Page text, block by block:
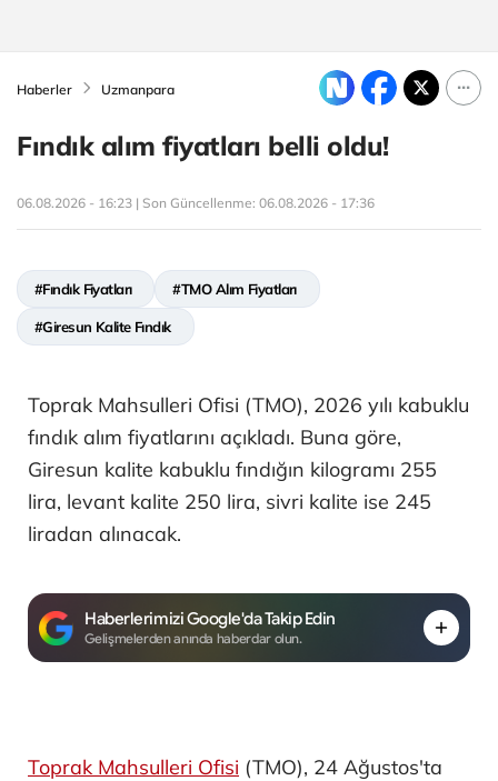
Haberler Uzmanpara
Fındık alım fiyatları belli oldu!
06.08.2026 - 16:23 | Son Güncellenme: 06.08.2026 - 17:36
#Fındık Fiyatları #TMO Alım Fiyatları
#Giresun Kalite Fındık
Toprak Mahsulleri Ofisi (TMO), 2026 yılı kabuklu
fındık alım fiyatlarını açıkladı. Buna göre,
Giresun kalite kabuklu fındığın kilogramı 255
lira, levant kalite 250 lira, sivri kalite ise 245
liradan alınacak.
Haberlerimizi Google'da Takip Edin
Gelişmelerden anında haberdar olun.
Toprak Mahsulleri Ofisi (TMO), 24 Ağustos'ta